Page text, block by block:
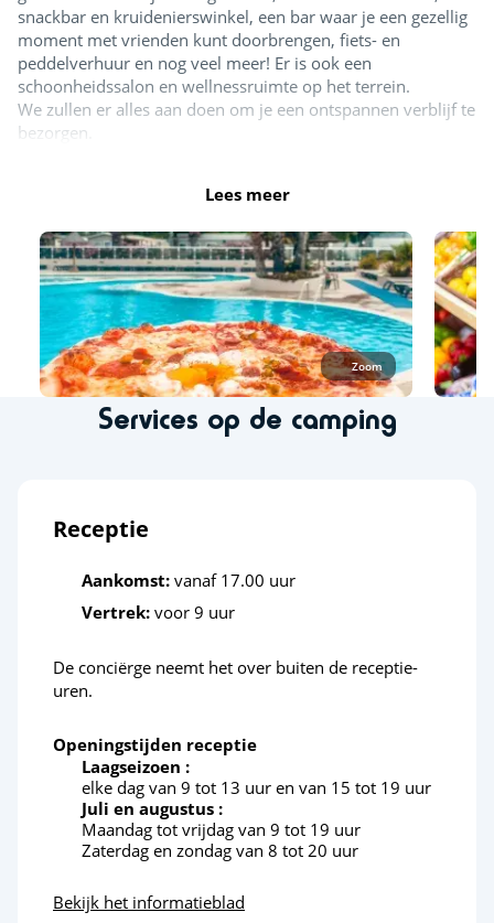
Duiken <8km
Paddle
Activiteiten in de natuur
Vissen <1km
Fietsroutes <1km
Fietsverhuur <1km
Outdoor Skate Park <4km
Dierentuin
Sportactiviteiten
Beachvolleybal
Karten
Paintbal
Quad
Tennis
Ontspanning en welzijn
snackbar en kruidenierswinkel, een bar waar je een gezellig
moment met vrienden kunt doorbrengen, fiets- en
peddelverhuur en nog veel meer! Er is ook een
schoonheidssalon en wellnessruimte op het terrein.
We zullen er alles aan doen om je een ontspannen verblijf te
bezorgen.
Lees meer
Zoom
Services op de camping
Receptie
Aankomst: vanaf 17.00 uur
Vertrek: voor 9 uur
De conciërge neemt het over buiten de receptie-
uren.
Openingstijden receptie
Laagseizoen :
elke dag van 9 tot 13 uur en van 15 tot 19 uur
Juli en augustus :
Maandag tot vrijdag van 9 tot 19 uur
Zaterdag en zondag van 8 tot 20 uur
Bekijk het informatieblad